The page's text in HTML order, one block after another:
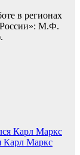
в регионах
М.Ф.
Карл Маркс